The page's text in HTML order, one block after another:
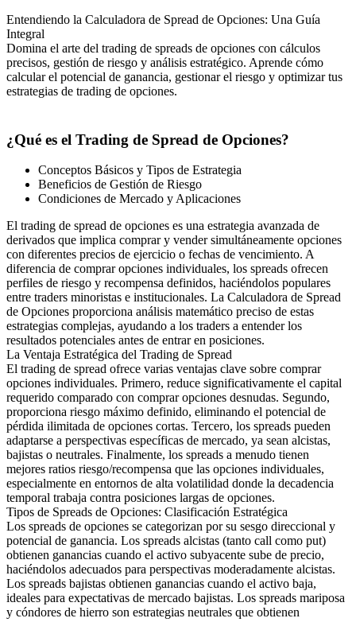
Entendiendo la Calculadora de Spread de Opciones: Una Guía
Integral
Domina el arte del trading de spreads de opciones con cálculos
precisos, gestión de riesgo y análisis estratégico. Aprende cómo
calcular el potencial de ganancia, gestionar el riesgo y optimizar tus
estrategias de trading de opciones.
¿Qué es el Trading de Spread de Opciones?
Conceptos Básicos y Tipos de Estrategia
Beneficios de Gestión de Riesgo
Condiciones de Mercado y Aplicaciones
El trading de spread de opciones es una estrategia avanzada de
derivados que implica comprar y vender simultáneamente opciones
con diferentes precios de ejercicio o fechas de vencimiento. A
diferencia de comprar opciones individuales, los spreads ofrecen
perfiles de riesgo y recompensa definidos, haciéndolos populares
entre traders minoristas e institucionales. La Calculadora de Spread
de Opciones proporciona análisis matemático preciso de estas
estrategias complejas, ayudando a los traders a entender los
resultados potenciales antes de entrar en posiciones.
La Ventaja Estratégica del Trading de Spread
El trading de spread ofrece varias ventajas clave sobre comprar
opciones individuales. Primero, reduce significativamente el capital
requerido comparado con comprar opciones desnudas. Segundo,
proporciona riesgo máximo definido, eliminando el potencial de
pérdida ilimitada de opciones cortas. Tercero, los spreads pueden
adaptarse a perspectivas específicas de mercado, ya sean alcistas,
bajistas o neutrales. Finalmente, los spreads a menudo tienen
mejores ratios riesgo/recompensa que las opciones individuales,
especialmente en entornos de alta volatilidad donde la decadencia
temporal trabaja contra posiciones largas de opciones.
Tipos de Spreads de Opciones: Clasificación Estratégica
Los spreads de opciones se categorizan por su sesgo direccional y
potencial de ganancia. Los spreads alcistas (tanto call como put)
obtienen ganancias cuando el activo subyacente sube de precio,
haciéndolos adecuados para perspectivas moderadamente alcistas.
Los spreads bajistas obtienen ganancias cuando el activo baja,
ideales para expectativas de mercado bajistas. Los spreads mariposa
y cóndores de hierro son estrategias neutrales que obtienen